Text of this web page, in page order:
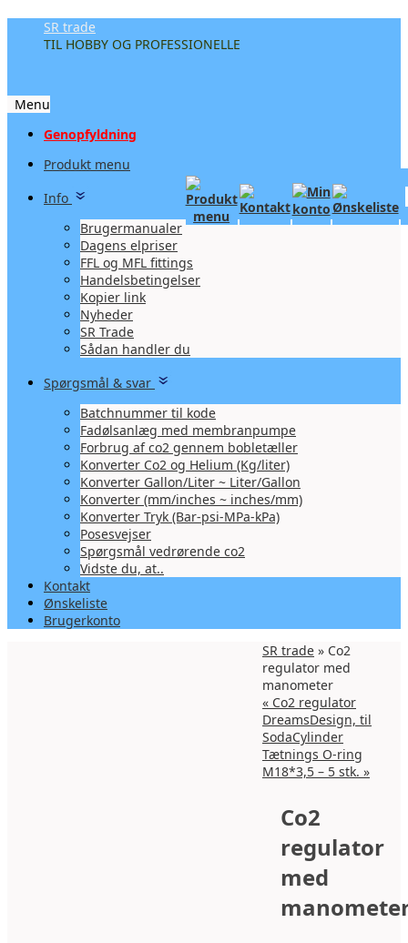
SR trade
TIL HOBBY OG PROFESSIONELLE
Menu
Videre
indhold
Genopfyldning
Produkt menu
Info
Brugermanualer
Dagens elpriser
FFL og MFL fittings
Handelsbetingelser
Kopier link
Nyheder
SR Trade
Sådan handler du
Spørgsmål & svar
Batchnummer til kode
Fadølsanlæg med membranpumpe
Forbrug af co2 gennem bobletæller
Konverter Co2 og Helium (Kg/liter)
Konverter Gallon/Liter ~ Liter/Gallon
Konverter (mm/inches ~ inches/mm)
Konverter Tryk (Bar-psi-MPa-kPa)
Posesvejser
Spørgsmål vedrørende co2
Vidste du, at..
Kontakt
Ønskeliste
Brugerkonto
SR trade » Co2
regulator med
manometer
« Co2 regulator
DreamsDesign, til
SodaCylinder
Tætnings O-ring
M18*3,5 – 5 stk. »
Co2
regulator
med